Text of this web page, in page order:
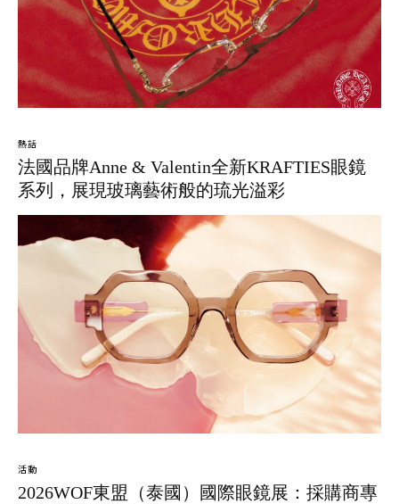
熱話
法國品牌Anne & Valentin全新KRAFTIES眼鏡
系列，展現玻璃藝術般的琉光溢彩
活動
2026WOF東盟（泰國）國際眼鏡展：採購商專